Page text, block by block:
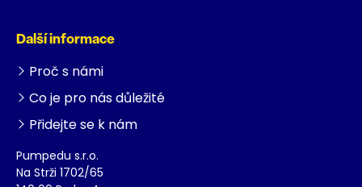
Další informace
Proč s námi
Co je pro nás důležité
Přidejte se k nám
Pumpedu s.r.o.
Na Strži 1702/65